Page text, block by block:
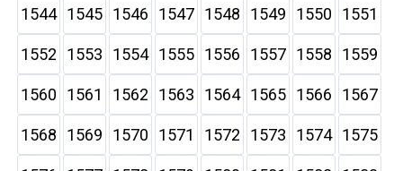
1544 1545 1546 1547 1548 1549 1550 1551
1552 1553 1554 1555 1556 1557 1558 1559
1560 1561 1562 1563 1564 1565 1566 1567
1568 1569 1570 1571 1572 1573 1574 1575